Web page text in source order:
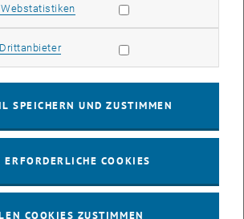
Journey Turin
03
Online, Via Zoom
Statistik Cookies zulassen
Marketing Cookies zulassen
SPEICHERN UND ZUSTIMMEN
ERFORDERLICHE COOKIES
COOKIES ZUSTIMMEN